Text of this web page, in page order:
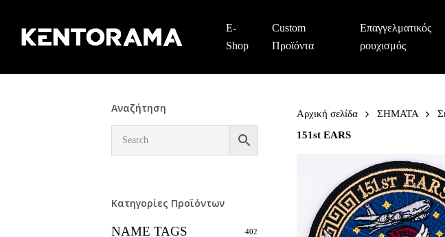
main
E-
Shop
Custom
Προϊόντα
Επαγγελματικός
ρουχισμός
Αναζήτηση
Κατηγορίες Προϊόντων
NAME TAGS 402
Αρχική σελίδα ΣΗΜΑΤΑ
151st EARS